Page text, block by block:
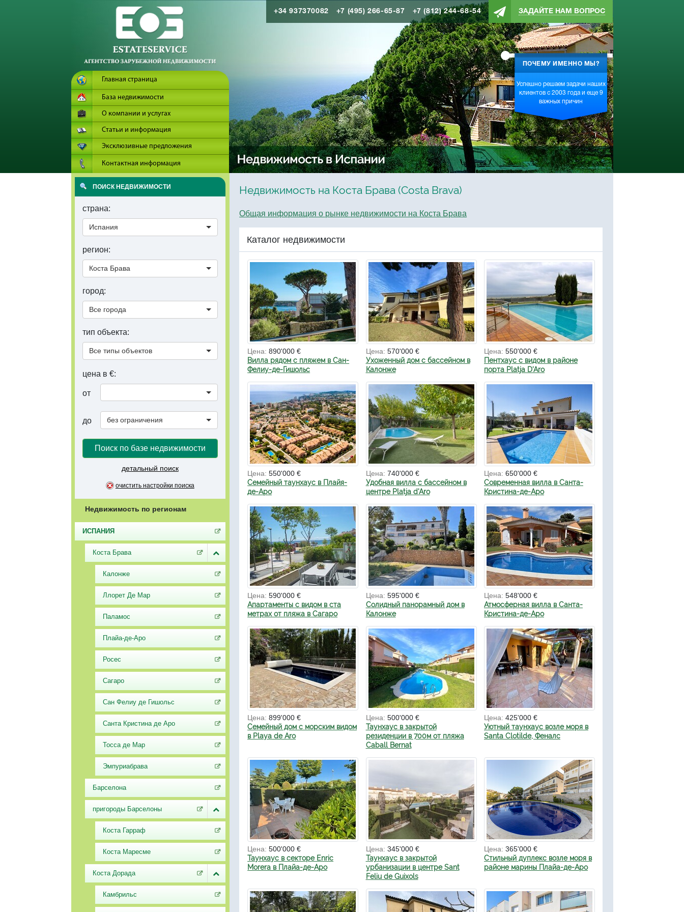
Главная страница
База недвижимости
О компании и услугах
Статьи и информация
Эксклюзивные предложения
Контактная информация
+34 937370082 +7 (495) 266-65-87 +7 (812) 244-68-54 ЗАДАЙТЕ НАМ ВОПРОС
ПОЧЕМУ ИМЕННО МЫ?
Успешно решаем задачи наших
клиентов с 2003 года и еще 9
важных причин
ПОИСК НЕДВИЖИМОСТИ
страна:
Испания
регион:
Коста Брава
город:
Все города
тип объекта:
Все типы объектов
цена в €:
от
до без ограничения
Поиск по базе недвижимости
детальный поиск
очистить настройки поиска
Недвижимость по регионам
ИСПАНИЯ
Коста Брава
Калонже
Ллорет Де Мар
Паламос
Плайа-де-Аро
Росес
Сагаро
Сан Фелиу де Гишольс
Санта Кристина де Аро
Тосса де Мар
Эмпуриабрава
Барселона
пригороды Барселоны
Коста Гарраф
Коста Маресме
Коста Дорада
Камбрильс
Недвижимость на Коста Брава (Costa Brava)
Общая информация о рынке недвижимости на Коста Брава
Каталог недвижимости
Цена: 890'000 €
Вилла рядом с пляжем в Сан-
Фелиу-де-Гишольс
Цена: 570'000 €
Ухоженный дом с бассейном в
Калонже
Цена: 550'000 €
Пентхаус с видом в районе
порта Platja D'Aro
Цена: 550'000 €
Семейный таунхаус в Плайя-
де-Аро
Цена: 740'000 €
Удобная вилла с бассейном в
центре Platja d'Aro
Цена: 650'000 €
Современная вилла в Санта-
Кристина-де-Аро
Цена: 590'000 €
Апартаменты с видом в ста
метрах от пляжа в Сагаро
Цена: 595'000 €
Солидный панорамный дом в
Калонже
Цена: 548'000 €
Атмосферная вилла в Санта-
Кристина-де-Аро
Цена: 899'000 €
Семейный дом с морским видом
в Playa de Aro
Цена: 500'000 €
Таунхаус в закрытой
резиденции в 700м от пляжа
Caball Bernat
Цена: 425'000 €
Уютный таунхаус возле моря в
Santa Clotilde, Феналс
Цена: 500'000 €
Таунхаус в секторе Enric
Morera в Плайа-де-Аро
Цена: 345'000 €
Таунхаус в закрытой
урбанизации в центре Sant
Feliu de Guixols
Цена: 365'000 €
Стильный дуплекс возле моря в
районе марины Плайа-де-Аро